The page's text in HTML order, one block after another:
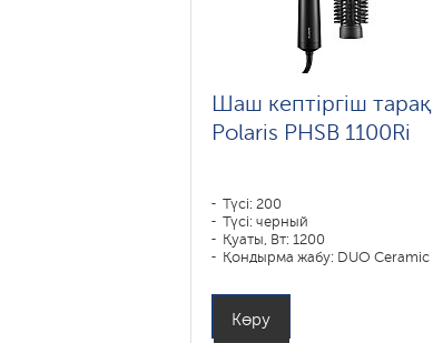
Шаш кептіргіш тарақ
Polaris PHSB 1100Ri
Түсі: 200
Түсі: черный
Қуаты, Вт: 1200
Қондырма жабу: DUO Ceramic
концентратор
Көру